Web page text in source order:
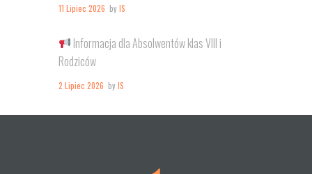
11 Lipiec 2026 byIS
Informacja dla Absolwentów klas VIII i
Rodziców
2 Lipiec 2026 byIS